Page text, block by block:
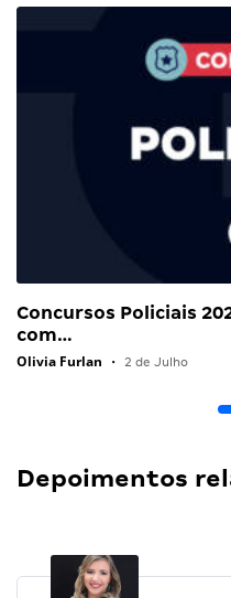
Concursos Policiais
com…
Olivia Furlan • 2 de Julho
Depoimentos